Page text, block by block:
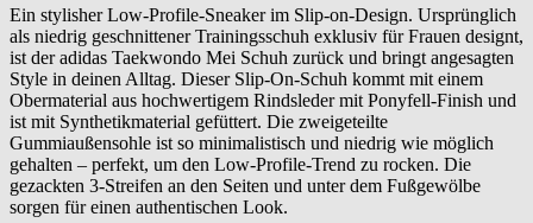
Ein stylisher Low-Profile-Sneaker im Slip-on-Design. Ursprünglich
als niedrig geschnittener Trainingsschuh exklusiv für Frauen designt,
ist der adidas Taekwondo Mei Schuh zurück und bringt angesagten
Style in deinen Alltag. Dieser Slip-On-Schuh kommt mit einem
Obermaterial aus hochwertigem Rindsleder mit Ponyfell-Finish und
ist mit Synthetikmaterial gefüttert. Die zweigeteilte
Gummiaußensohle ist so minimalistisch und niedrig wie möglich
gehalten – perfekt, um den Low-Profile-Trend zu rocken. Die
gezackten 3-Streifen an den Seiten und unter dem Fußgewölbe
sorgen für einen authentischen Look.